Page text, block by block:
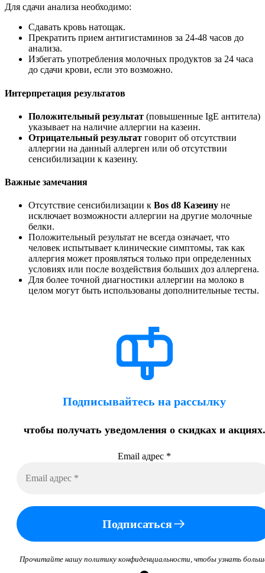
Для сдачи анализа необходимо:
Сдавать кровь натощак.
Прекратить прием антигистаминов за 24-48 часов до
анализа.
Избегать употребления молочных продуктов за 24 часа
до сдачи крови, если это возможно.
Интерпретация результатов
Положительный результат (повышенные IgE антитела)
указывает на наличие аллергии на казеин.
Отрицательный результат говорит об отсутствии
аллергии на данный аллерген или об отсутствии
сенсибилизации к казеину.
Важные замечания
Отсутствие сенсибилизации к Bos d8 Казеину не
исключает возможности аллергии на другие молочные
белки.
Положительный результат не всегда означает, что
человек испытывает клинические симптомы, так как
аллергия может проявляться только при определенных
условиях или после воздействия больших доз аллергена.
Для более точной диагностики аллергии на молоко в
целом могут быть использованы дополнительные тесты.
Подписывайтесь на рассылку
чтобы получать уведомления о скидках и акциях.
Email адрес *
Подписаться
Прочитайте нашу политику конфиденциальности, чтобы узнать